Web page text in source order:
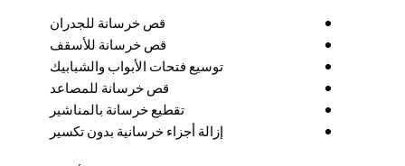
قص خرسانة للجدران
قص خرسانة للأسقف
توسيع فتحات الأبواب والشبابيك
قص خرسانة للمصاعد
تقطيع خرسانة بالمناشير
إزالة أجزاء خرسانية بدون تكسير